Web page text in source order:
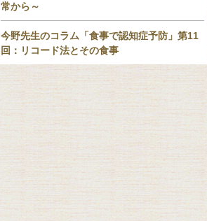
常から～
今野先生のコラム「食事で認知症予防」第11
回：リコード法とその食事